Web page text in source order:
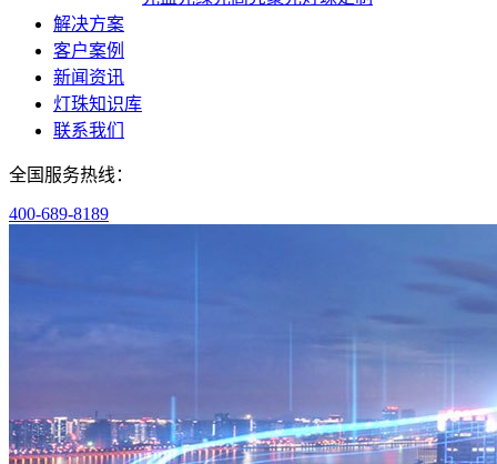
解决方案
客户案例
新闻资讯
灯珠知识库
联系我们
全国服务热线：
400-689-8189